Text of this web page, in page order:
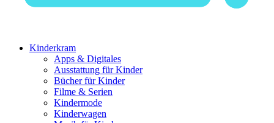
Kinderkram
Apps & Digitales
Ausstattung für Kinder
Bücher für Kinder
Filme & Serien
Kindermode
Kinderwagen